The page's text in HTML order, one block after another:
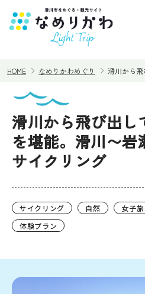
見る
遊ぶ・体験
イベント情報
レンタサイクル
HOME なめりかわめぐり 滑川から飛
滑川から飛び出し
を堪能。滑川〜岩
サイクリング
サイクリング 自然 女子旅
体験プラン